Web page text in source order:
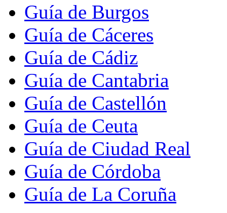
Guía de Burgos
Guía de Cáceres
Guía de Cádiz
Guía de Cantabria
Guía de Castellón
Guía de Ceuta
Guía de Ciudad Real
Guía de Córdoba
Guía de La Coruña